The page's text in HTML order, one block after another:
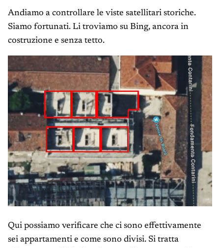
Andiamo a controllare le viste satellitari storiche.
Siamo fortunati. Li troviamo su Bing, ancora in
costruzione e senza tetto.
Qui possiamo verificare che ci sono effettivamente
sei appartamenti e come sono divisi. Si tratta